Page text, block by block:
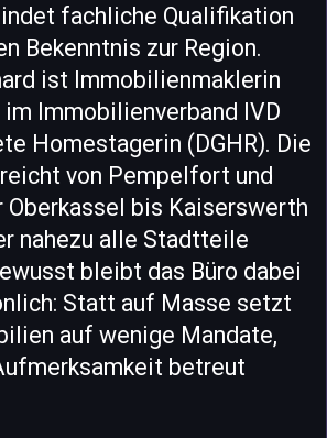
fachliche Qualifikation
Bekenntnis zur Region.
ist Immobilienmaklerin
Immobilienverband IVD
Homestagerin (DGHR). Die
von Pempelfort und
Oberkassel bis Kaiserswerth
nahezu alle Stadtteile
bleibt das Büro dabei
Statt auf Masse setzt
auf wenige Mandate,
betreut